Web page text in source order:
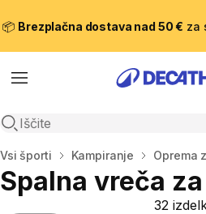
📦 Brezplačna dostava nad 50 € za
Meni
Odpri iskanje
Domov
Vsi športi Kampiranje Oprema
Spalna vreča
32